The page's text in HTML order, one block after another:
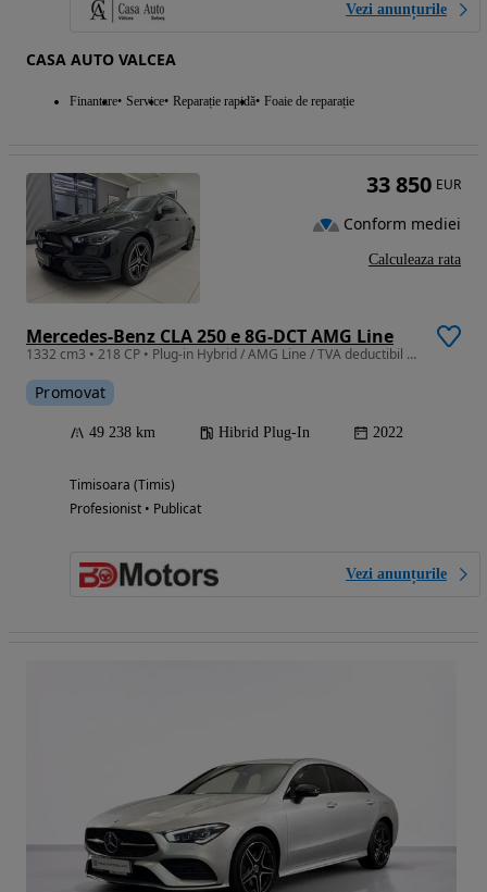
Vezi anunțurile
CASA AUTO VALCEA
Finantare Service Reparație rapidă Foaie de reparație
Mercedes-Benz CLA 250 e 8G-DCT AMG Line
1332 cm3 • 218 CP • Plug-in Hybrid / AMG Line / TVA deductibil / Finantare / Garantie
Promovat
49 238 km Hibrid Plug-In 2022
Timisoara (Timis)
Profesionist • Publicat
Vezi anunțurile
33 850 EUR
Conform mediei
Calculeaza rata